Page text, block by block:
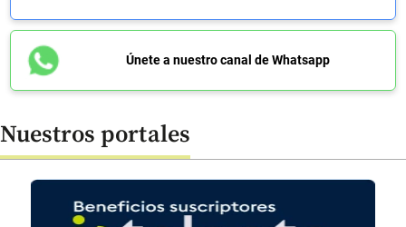
Únete a nuestro canal de Whatsapp
Nuestros portales